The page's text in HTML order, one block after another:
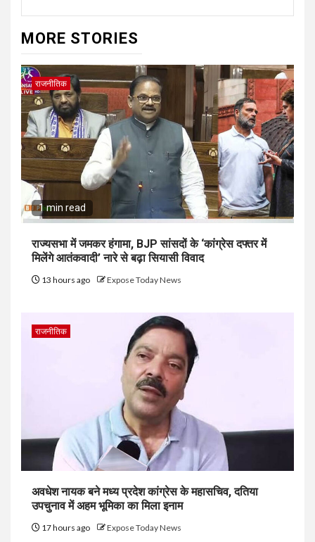
MORE STORIES
राजनीतिक
1 min read
राज्यसभा में जमकर हंगामा, BJP सांसदों के ‘कांग्रेस दफ्तर में
मिलेंगे आतंकवादी’ नारे से बढ़ा सियासी विवाद
13 hours ago Expose Today News
राजनीतिक
अवधेश नायक बने मध्य प्रदेश कांग्रेस के महासचिव, दतिया
उपचुनाव में अहम भूमिका का मिला इनाम
17 hours ago Expose Today News